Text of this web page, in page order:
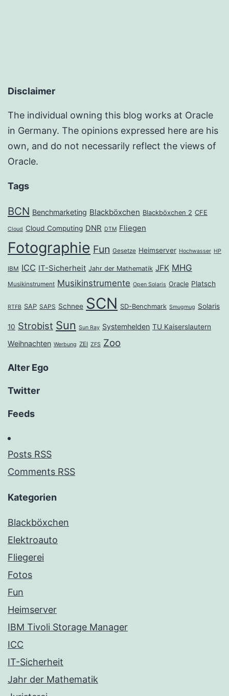
Disclaimer
The individual owning this blog works at Oracle
in Germany. The opinions expressed here are his
own, and do not necessarily reflect the views of
Oracle.
Tags
BCN Benchmarketing Blackböxchen Blackböxchen 2 CFE
Cloud Cloud Computing DNR DTM Fliegen
Fotographie Fun Gesetze Heimserver Hochwasser HP
IBM ICC IT-Sicherheit Jahr der Mathematik JFK MHG
Musikinstrument Musikinstrumente Open Solaris Oracle Platsch
RTFB SAP SAPS Schnee SCN SD-Benchmark Smugmug Solaris
10 Strobist Sun Sun Ray Systemhelden TU Kaiserslautern
Weihnachten Werbung ZEI ZFS Zoo
Alter Ego
Twitter
Feeds
Posts RSS
Comments RSS
Kategorien
Blackböxchen
Elektroauto
Fliegerei
Fotos
Fun
Heimserver
IBM Tivoli Storage Manager
ICC
IT-Sicherheit
Jahr der Mathematik